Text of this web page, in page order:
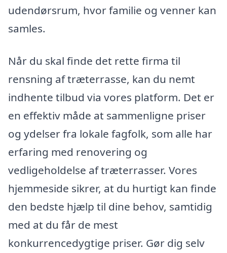
udendørsrum, hvor familie og venner kan
samles.
Når du skal finde det rette firma til
rensning af træterrasse, kan du nemt
indhente tilbud via vores platform. Det er
en effektiv måde at sammenligne priser
og ydelser fra lokale fagfolk, som alle har
erfaring med renovering og
vedligeholdelse af træterrasser. Vores
hjemmeside sikrer, at du hurtigt kan finde
den bedste hjælp til dine behov, samtidig
med at du får de mest
konkurrencedygtige priser. Gør dig selv